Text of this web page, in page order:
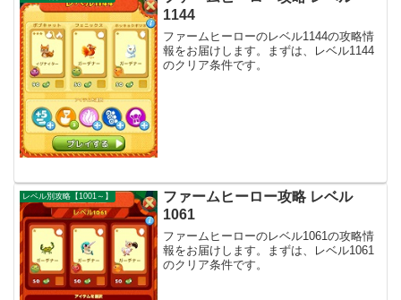
1144
ファームヒーローのレベル1144の攻略情
報をお届けします。まずは、レベル1144
のクリア条件です。
レベル別攻略【1001～】
ファームヒーロー攻略 レベル
1061
ファームヒーローのレベル1061の攻略情
報をお届けします。まずは、レベル1061
のクリア条件です。